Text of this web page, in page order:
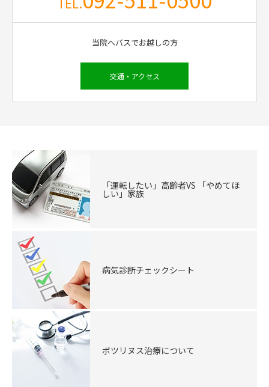
当院へバスでお越しの方
交通・アクセス
「運転したい」高齢者VS 「やめてほ
しい」家族
病気診断チェックシート
ボツリヌス治療について